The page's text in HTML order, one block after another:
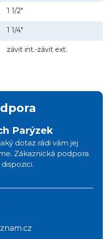
1 1/2"
1 1/4"
závit int.-závit ext.
Parýzek
dotaz rádi vám jej
Zákaznická podpora